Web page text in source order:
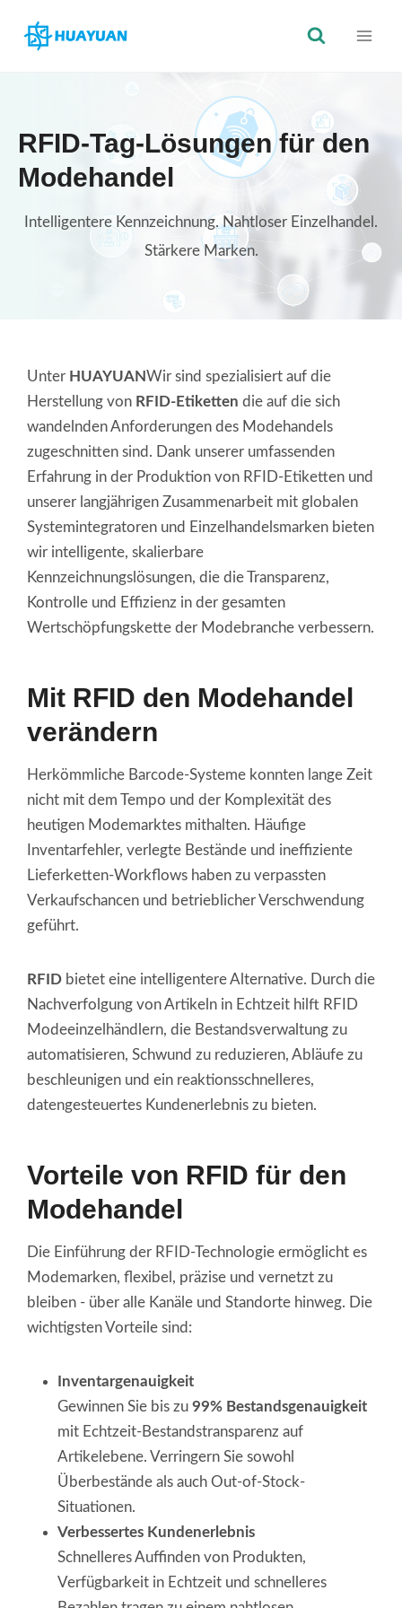
Inhalt
RFID-Tag-Lösungen für den
Modehandel
Intelligentere Kennzeichnung. Nahtloser Einzelhandel.
Stärkere Marken.
Unter HUAYUANWir sind spezialisiert auf die
Herstellung von RFID-Etiketten die auf die sich
wandelnden Anforderungen des Modehandels
zugeschnitten sind. Dank unserer umfassenden
Erfahrung in der Produktion von RFID-Etiketten und
unserer langjährigen Zusammenarbeit mit globalen
Systemintegratoren und Einzelhandelsmarken bieten
wir intelligente, skalierbare
Kennzeichnungslösungen, die die Transparenz,
Kontrolle und Effizienz in der gesamten
Wertschöpfungskette der Modebranche verbessern.
Mit RFID den Modehandel
verändern
Herkömmliche Barcode-Systeme konnten lange Zeit
nicht mit dem Tempo und der Komplexität des
heutigen Modemarktes mithalten. Häufige
Inventarfehler, verlegte Bestände und ineffiziente
Lieferketten-Workflows haben zu verpassten
Verkaufschancen und betrieblicher Verschwendung
geführt.
RFID bietet eine intelligentere Alternative. Durch die
Nachverfolgung von Artikeln in Echtzeit hilft RFID
Modeeinzelhändlern, die Bestandsverwaltung zu
automatisieren, Schwund zu reduzieren, Abläufe zu
beschleunigen und ein reaktionsschnelleres,
datengesteuertes Kundenerlebnis zu bieten.
Vorteile von RFID für den
Modehandel
Die Einführung der RFID-Technologie ermöglicht es
Modemarken, flexibel, präzise und vernetzt zu
bleiben - über alle Kanäle und Standorte hinweg. Die
wichtigsten Vorteile sind:
Inventargenauigkeit
Gewinnen Sie bis zu 99% Bestandsgenauigkeit
mit Echtzeit-Bestandstransparenz auf
Artikelebene. Verringern Sie sowohl
Überbestände als auch Out-of-Stock-
Situationen.
Verbessertes Kundenerlebnis
Schnelleres Auffinden von Produkten,
Verfügbarkeit in Echtzeit und schnelleres